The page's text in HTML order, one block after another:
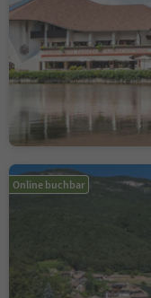
Online buchbar